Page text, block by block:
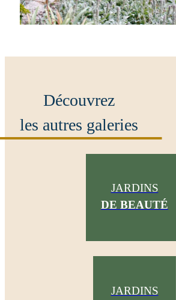
Découvrez
les autres galeries
JARDINS
DE BEAUTÉ
JARDINS